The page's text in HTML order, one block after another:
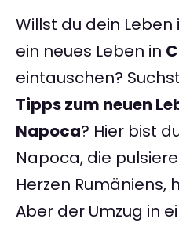
Willst du dein
ein neues Leben in
eintauschen?
Tipps zum neuen
Napoca? Hier bist
Napoca, die
Herzen Rumäniens,
Aber der Umzug in